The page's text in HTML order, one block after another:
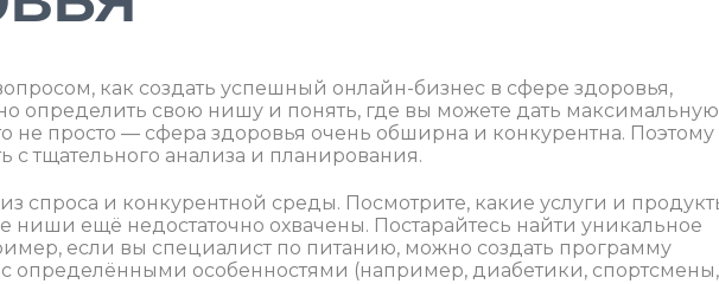
как создать успешный онлайн-бизнес в сфере здоровья,
определить свою нишу и понять, где вы можете дать максимальную
не просто — сфера здоровья очень обширна и конкурентна. Поэтому
с тщательного анализа и планирования.
спроса и конкурентной среды. Посмотрите, какие услуги и
ниши ещё недостаточно охвачены. Постарайтесь найти уникальное
если вы специалист по питанию, можно создать программу
определёнными особенностями (например, диабетики, спортсмены,